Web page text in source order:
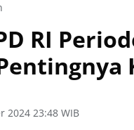
RI
2024 23:48 WIB